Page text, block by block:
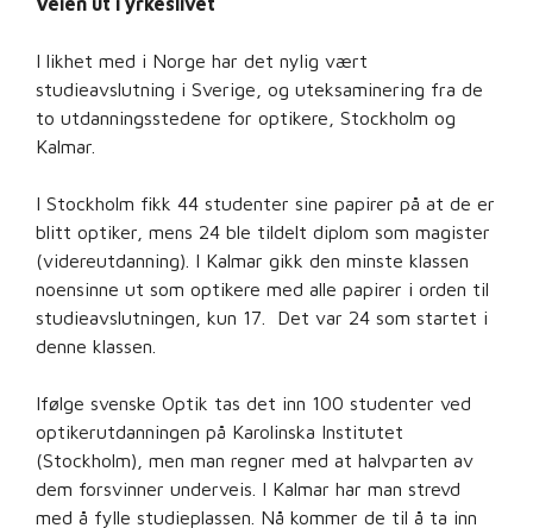
I likhet med i Norge har det nylig vært
studieavslutning i Sverige, og uteksaminering fra de
to utdanningsstedene for optikere, Stockholm og
Kalmar.
I Stockholm fikk 44 studenter sine papirer på at de er
blitt optiker, mens 24 ble tildelt diplom som magister
(videreutdanning). I Kalmar gikk den minste klassen
noensinne ut som optikere med alle papirer i orden til
studieavslutningen, kun 17. Det var 24 som startet i
denne klassen.
Ifølge svenske Optik tas det inn 100 studenter ved
optikerutdanningen på Karolinska Institutet
(Stockholm), men man regner med at halvparten av
dem forsvinner underveis. I Kalmar har man strevd
med å fylle studieplassen. Nå kommer de til å ta inn